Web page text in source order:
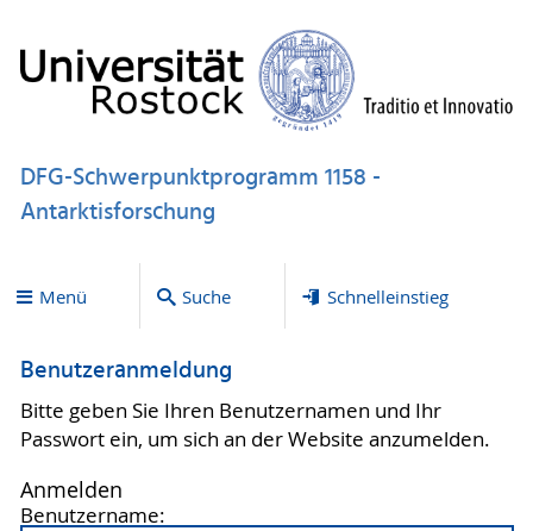
DFG-Schwerpunktprogramm 1158 -
Antarktisforschung
Menü Suche Schnelleinstieg
Benutzeranmeldung
Bitte geben Sie Ihren Benutzernamen und Ihr
Passwort ein, um sich an der Website anzumelden.
Anmelden
Benutzername: